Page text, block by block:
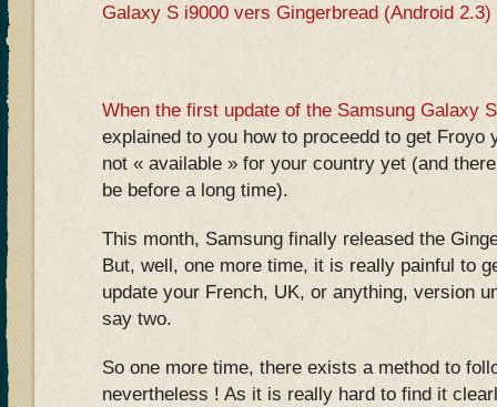
Galaxy S i9000 vers Gingerbread (Android
When the first update of the Samsung Galaxy
explained to you how to proceedd to get Froyo
not « available » for your country yet (and
be before a long time).
This month, Samsung finally released the
But, well, one more time, it is really painful to
update your French, UK, or anything, version
say two.
So one more time, there exists a method to
nevertheless ! As it is really hard to find it